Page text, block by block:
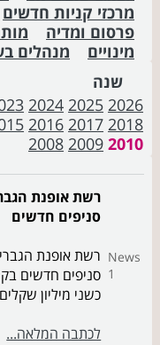
מרכזי קניות חדשים
פרסום ומדיה
מינויים
מנהלים
שנה
2026
2025
2024
2018
2017
2016
2010
2009
2008
News
1
סניפים חדשים
סניפים חדשים
כשני מיליון
לכתבה המלאה...